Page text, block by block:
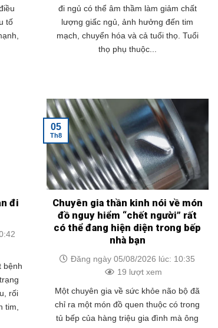
tố
đi ngủ có thể âm thầm làm giảm chất
lượng giấc ngủ, ảnh hưởng đến tim
mạch, chuyển hóa và cả tuổi thọ. Tuổi
thọ phụ thuộc...
đi
bệnh
rối
tim,
Chuyên gia thần kinh nói về món
đồ nguy hiểm “chết người” rất
có thể đang hiện diện trong bếp
nhà bạn
Đăng ngày 05/08/2026 lúc: 10:35
19 lượt xem
Một chuyên gia về sức khỏe não bộ đã
chỉ ra một món đồ quen thuộc có trong
tủ bếp của hàng triệu gia đình mà ông
05
Th8